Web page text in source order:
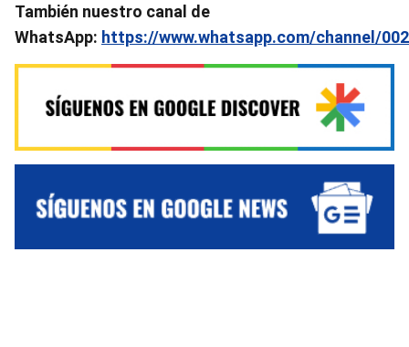
También nuestro canal de
WhatsApp: https://www.whatsapp.com/channel/